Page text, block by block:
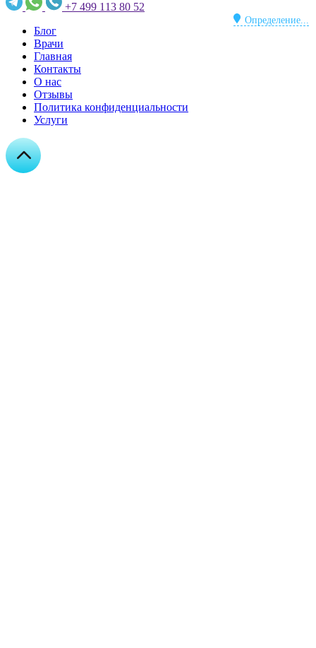
+7 499 113 80 52
Определение...
Блог
Врачи
Главная
Контакты
О нас
Отзывы
Политика конфиденциальности
Услуги